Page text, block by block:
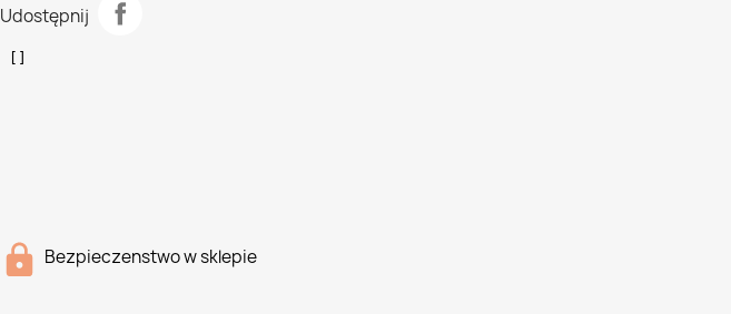
Udostępnij
Bezpieczenstwo w sklepie